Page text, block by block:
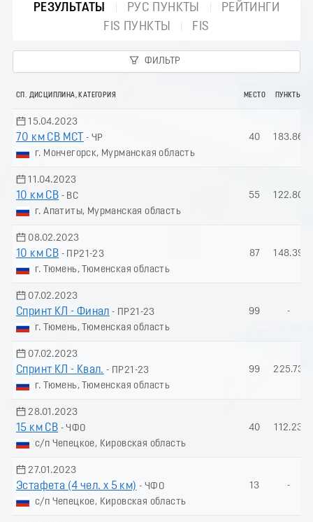
РЕЗУЛЬТАТЫ РУС ПУНКТЫ
РЕЙТИНГИ
FIS ПУНКТЫ
FIS
ФИЛЬТР
СП. ДИСЦИПЛИНА, КАТЕГОРИЯ МЕСТО ПУНКТЫ
15.04.2023
70 км СВ МСТ
- ЧР
г. Мончегорск, Мурманская область
40 183.86
11.04.2023
10 км СВ - ВС
г. Апатиты, Мурманская область
55 122.80
08.02.2023
10 км СВ - ПР21-23
г. Тюмень, Тюменская область
87 148.39
07.02.2023
Спринт КЛ - Финал - ПР21-23
г. Тюмень, Тюменская область
99 -
07.02.2023
Спринт КЛ - Квал. - ПР21-23
г. Тюмень, Тюменская область
99 225.73
28.01.2023
15 км СВ - ЧФО
с/п Чепецкое, Кировская область
40 112.23
27.01.2023
Эстафета (4 чел. х 5 км) - ЧФО
с/п Чепецкое, Кировская область
13 -